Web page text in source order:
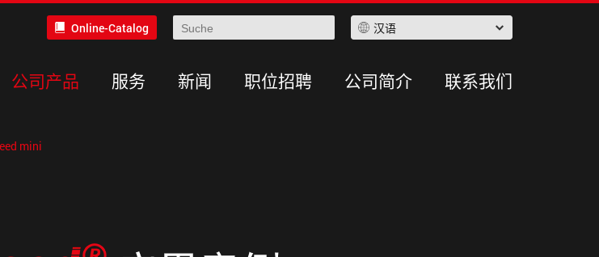
汉语
Online-Catalog
公司产品 服务 新闻 职位招聘 公司简介 联系我们
mini